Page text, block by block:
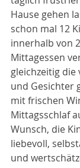
Hause gehen
schon mal 12
innerhalb von
Mittagessen
gleichzeitig
und Gesichter
mit frischen
Mittagsschlaf
Wunsch, die
liebevoll,
und